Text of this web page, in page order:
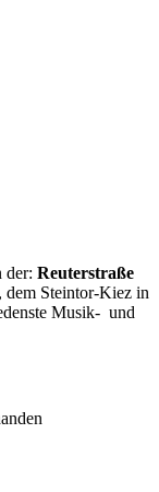
der: Reuterstraße
, dem Steintor-Kiez in
Musik- und